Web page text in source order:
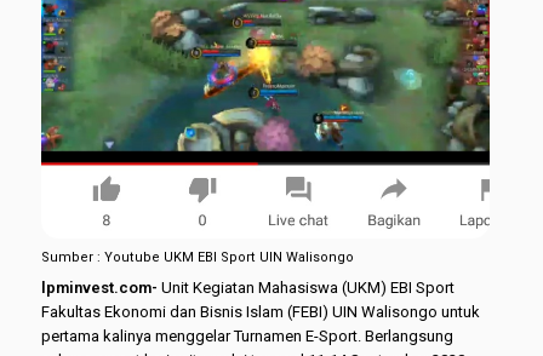
Sumber : Youtube UKM EBI Sport UIN Walisongo
lpminvest.com- Unit Kegiatan Mahasiswa (UKM) EBI Sport
Fakultas Ekonomi dan Bisnis Islam (FEBI) UIN Walisongo untuk
pertama kalinya menggelar Turnamen E-Sport. Berlangsung